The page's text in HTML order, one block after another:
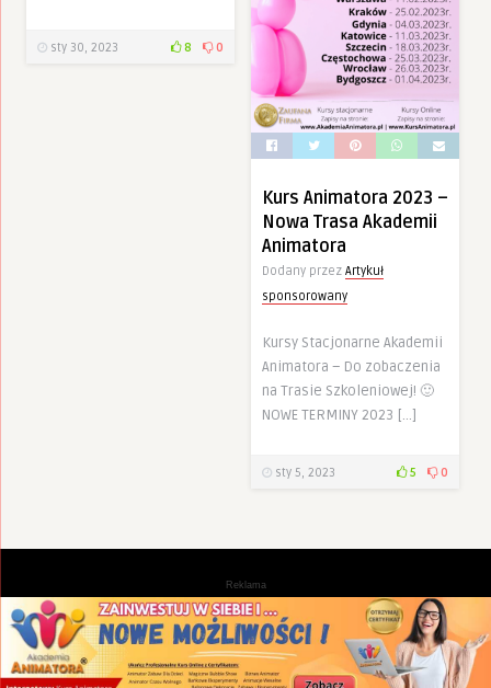
sty 30, 2023 8 0
Kurs Animatora 2023 –
Nowa Trasa Akademii
Animatora
Dodany przez Artykuł
sponsorowany
Kursy Stacjonarne Akademii
Animatora – Do zobaczenia
na Trasie Szkoleniowej! 🙂
NOWE TERMINY 2023 […]
sty 5, 2023 5 0
Reklama